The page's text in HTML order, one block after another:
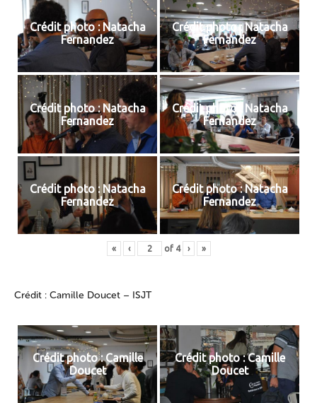
Crédit photo : Natacha
Fernandez
Crédit photo : Natacha
Fernandez
Crédit photo : Natacha
Fernandez
Crédit photo : Natacha
Fernandez
Crédit photo : Natacha
Fernandez
Crédit photo : Natacha
Fernandez
« ‹ of 4 › »
Crédit : Camille Doucet – ISJT
Crédit photo : Camille
Doucet
Crédit photo : Camille
Doucet